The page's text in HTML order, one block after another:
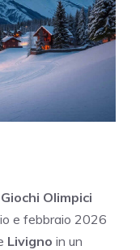
Giochi Olimpici
e febbraio 2026
Livigno in un